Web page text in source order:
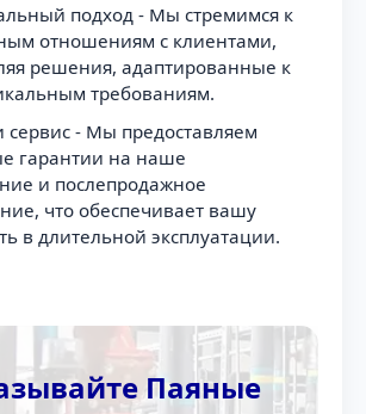
подход - Мы стремимся к
отношениям с клиентами,
решения, адаптированные к
требованиям.
сервис - Мы предоставляем
гарантии на наше
и послепродажное
что обеспечивает вашу
в длительной эксплуатации.
Паяные